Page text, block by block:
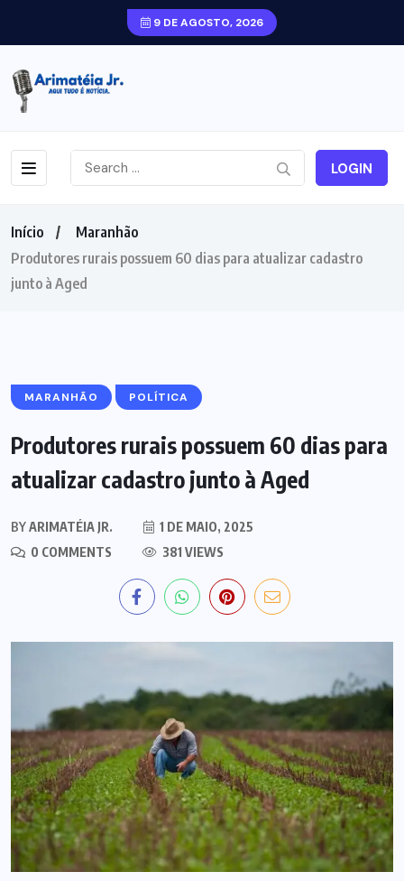
9 DE AGOSTO, 2026
LOGIN
Início
Maranhão
Produtores rurais possuem 60 dias para atualizar cadastro
junto à Aged
MARANHÃO POLÍTICA
Produtores rurais possuem 60 dias para
atualizar cadastro junto à Aged
BYARIMATÉIA JR.
1 DE MAIO, 2025
0 COMMENTS
381 VIEWS